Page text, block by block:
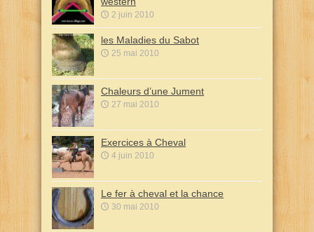
2 juin 2010
les Maladies du Sabot
25 mai 2010
Chaleurs d’une Jument
27 mai 2010
Exercices à Cheval
4 juin 2010
Le fer à cheval et la chance
30 mai 2010